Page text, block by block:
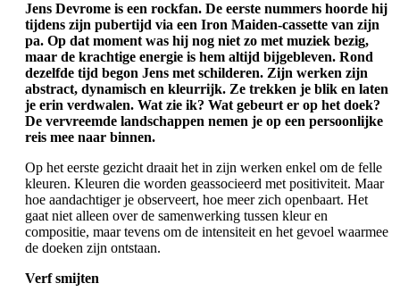
Jens Devrome is een rockfan. De eerste nummers hoorde hij
tijdens zijn pubertijd via een Iron Maiden-cassette van zijn
pa. Op dat moment was hij nog niet zo met muziek bezig,
maar de krachtige energie is hem altijd bijgebleven. Rond
dezelfde tijd begon Jens met schilderen. Zijn werken zijn
abstract, dynamisch en kleurrijk. Ze trekken je blik en laten
je erin verdwalen. Wat zie ik? Wat gebeurt er op het doek?
De vervreemde landschappen nemen je op een persoonlijke
reis mee naar binnen.
Op het eerste gezicht draait het in zijn werken enkel om de felle
kleuren. Kleuren die worden geassocieerd met positiviteit. Maar
hoe aandachtiger je observeert, hoe meer zich openbaart. Het
gaat niet alleen over de samenwerking tussen kleur en
compositie, maar tevens om de intensiteit en het gevoel waarmee
de doeken zijn ontstaan.
Verf smijten